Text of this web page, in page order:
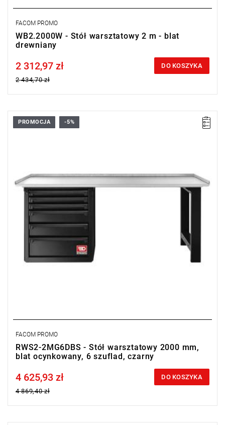
FACOM PROMO
WB2.2000W - Stół warsztatowy 2 m - blat
drewniany
Price tax included
2 312,97 zł
2 434,70 zł
DO KOSZYKA
PROMOCJA -5%
FACOM PROMO
RWS2-2MG6DBS - Stół warsztatowy 2000 mm,
blat ocynkowany, 6 szuflad, czarny
Price tax included
4 625,93 zł
4 869,40 zł
DO KOSZYKA